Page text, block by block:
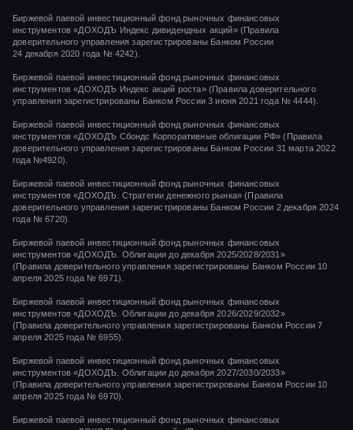
Биржевой паевой инвестиционный фонд рыночных финансовых
инструментов«ДОХОДЪ Индекс дивидендных акций»(Правила
доверительного управления зарегистрированы Банком России
24 декабря 2020 года № 4242)
Биржевой паевой инвестиционный фонд рыночных финансовых
инструментов«ДОХОДЪ Индекс акций роста»(Правила доверительного
управления зарегистрированы Банком России3 июня 2021 года № 4444).
Биржевой паевой инвестиционный фонд рыночных финансовых
инструментов «ДОХОДЪ Сбондс Корпоративные облигации РФ» (Правила
доверительного управления зарегистрированы Банком России 31 марта 2022
года №4920).
Биржевой паевой инвестиционный фонд рыночных финансовых
инструментов «ДОХОДЪ. Стратегии денежного рынка» (Правила
доверительного управления зарегистрированы Банком России 2 декабря 2024
года № 6720).
Биржевой паевой инвестиционный фонд рыночных финансовых
инструментов «ДОХОДЪ. Облигации до декабря 2025/2028/2031»
(Правила доверительного управления зарегистрированы Банком России 10
апреля 2025 года № 6971).
Биржевой паевой инвестиционный фонд рыночных финансовых
инструментов «ДОХОДЪ. Облигации до декабря 2026/2029/2032»
(Правила доверительного управления зарегистрированы Банком России 7
апреля 2025 года № 6955).
Биржевой паевой инвестиционный фонд рыночных финансовых
инструментов «ДОХОДЪ. Облигации до декабря 2027/2030/2033»
(Правила доверительного управления зарегистрированы Банком России 10
апреля 2025 года № 6970).
Биржевой паевой инвестиционный фонд рыночных финансовых